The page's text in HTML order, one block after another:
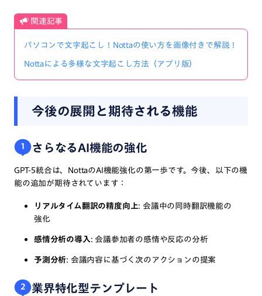
関連記事
パソコンで文字起こし！Nottaの使い方を画像付きで解説！
Nottaによる多様な文字起こし方法（アプリ版）
今後の展開と期待される機能
1 さらなるAI機能の強化
GPT-5統合は、NottaのAI機能強化の第一歩です。今後、以下の機
能の追加が期待されています：
リアルタイム翻訳の精度向上: 会議中の同時翻訳機能の
強化
感情分析の導入 : 会議参加者の感情や反応の分析
予測分析: 会議内容に基づく次のアクションの提案
2 業界特化型テンプレート